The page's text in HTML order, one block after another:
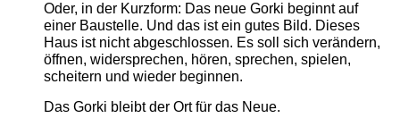
Oder, in der Kurzform: Das neue Gorki beginnt auf
einer Baustelle. Und das ist ein gutes Bild. Dieses
Haus ist nicht abgeschlossen. Es soll sich verändern,
öffnen, widersprechen, hören, sprechen, spielen,
scheitern und wieder beginnen.
Das Gorki bleibt der Ort für das Neue.